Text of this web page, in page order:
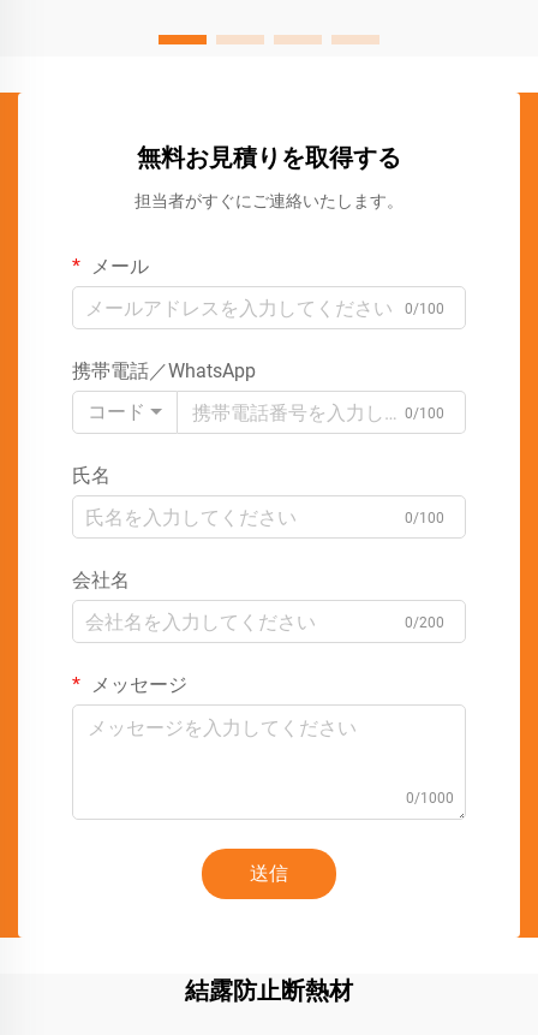
無料お見積りを取得する
担当者がすぐにご連絡いたします。
メール
0/100
携帯電話／WhatsApp
コード
0/100
氏名
0/100
会社名
0/200
メッセージ
0/1000
送信
結露防止断熱材